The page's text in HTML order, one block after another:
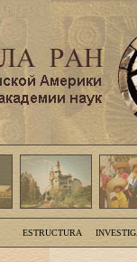
ESTRUCTURA